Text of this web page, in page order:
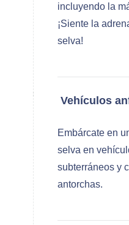
incluyendo la
¡Siente la
selva!
Vehículos
Embárcate en
selva en
subterráneos y
antorchas.